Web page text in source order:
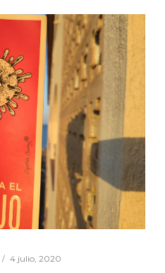
4 julio, 2020